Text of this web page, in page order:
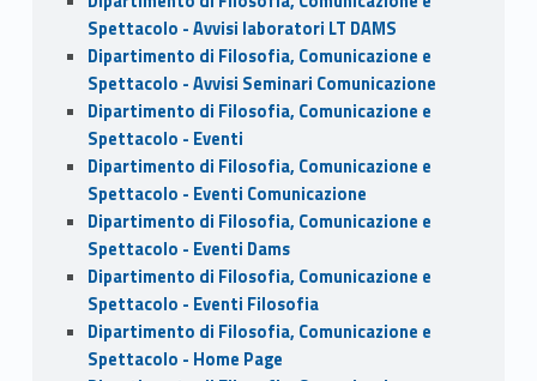
Spettacolo - Avvisi laboratori LT DAMS
Dipartimento di Filosofia, Comunicazione e
Spettacolo - Avvisi Seminari Comunicazione
Dipartimento di Filosofia, Comunicazione e
Spettacolo - Eventi
Dipartimento di Filosofia, Comunicazione e
Spettacolo - Eventi Comunicazione
Dipartimento di Filosofia, Comunicazione e
Spettacolo - Eventi Dams
Dipartimento di Filosofia, Comunicazione e
Spettacolo - Eventi Filosofia
Dipartimento di Filosofia, Comunicazione e
Spettacolo - Home Page